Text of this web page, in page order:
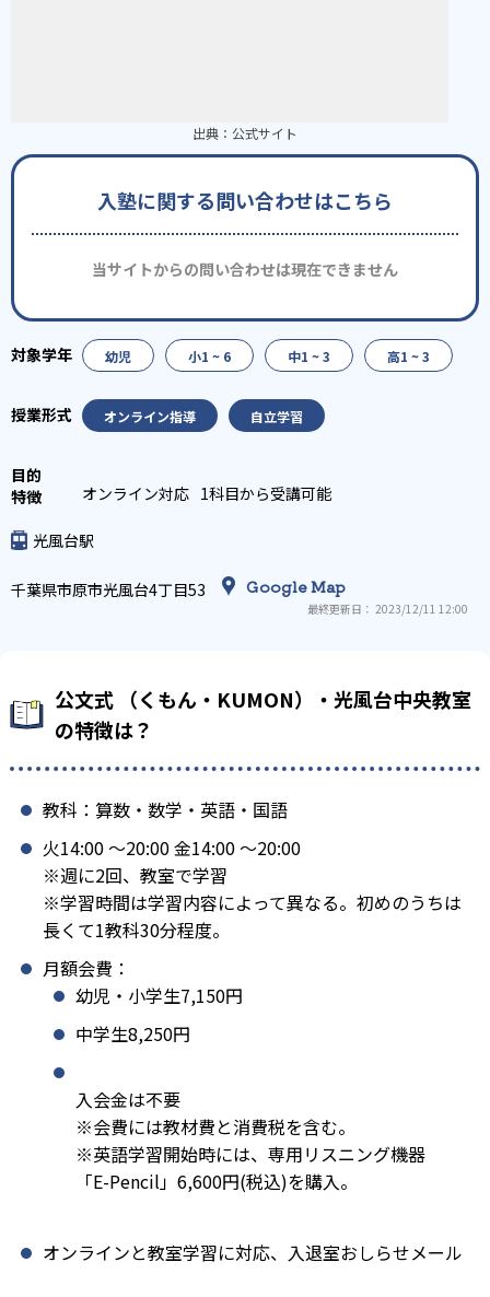
出典： 公式サイト
入塾に関する問い合わせはこちら
当サイトからの問い合わせは現在できません
幼児 小1 ~ 6 中1 ~ 3 高1 ~ 3
オンライン指導 自立学習
オンライン対応 1科目から受講可能
光風台駅
千葉県市原市光風台4丁目53 Google Map
最終更新日： 2023/12/11 12:00
公文式 （くもん・KUMON）・光風台中央教室
の特徴は？
教科：算数・数学・英語・国語
火14:00 〜20:00 金14:00 〜20:00
※週に2回、教室で学習
※学習時間は学習内容によって異なる。初めのうちは
長くて1教科30分程度。
月額会費：
幼児・小学生7,150円
中学生8,250円
入会金は不要
※会費には教材費と消費税を含む。
※英語学習開始時には、専用リスニング機器
「E-Pencil」6,600円(税込)を購入。
オンラインと教室学習に対応、入退室おしらせメール